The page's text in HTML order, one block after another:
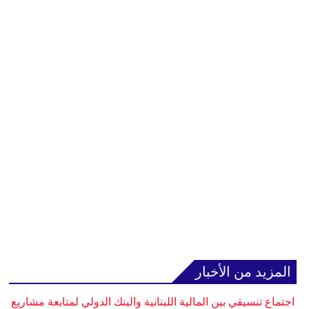
المزيد من الأخبار
اجتماع تنسيقي بين المالية اللبنانية والبنك الدولي لمتابعة مشاريع